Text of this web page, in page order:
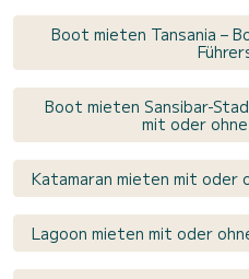
Boot mieten Tansania –
Boot mieten Sansibar-
mit oder
Katamaran mieten mit oder
Lagoon mieten mit oder